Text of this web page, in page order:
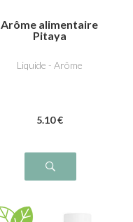
Arôme alimentaire
Pitaya
Liquide - Arôme
5.10 €